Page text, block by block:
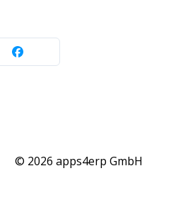
© 2026 apps4erp GmbH